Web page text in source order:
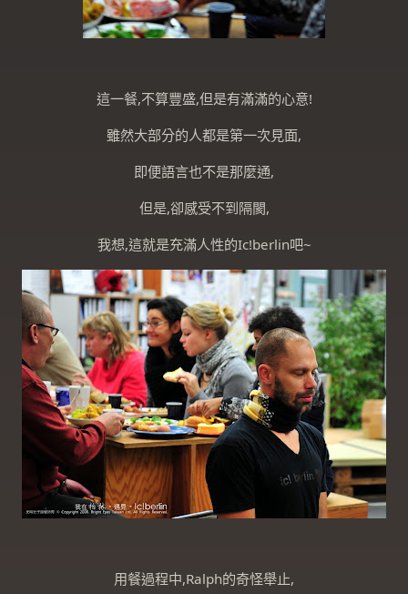
這一餐,不算豐盛,但是有滿滿的心意!
雖然大部分的人都是第一次見面,
即便語言也不是那麼通,
但是,卻感受不到隔閡,
我想,這就是充滿人性的Ic!berlin吧~
用餐過程中,Ralph的奇怪舉止,